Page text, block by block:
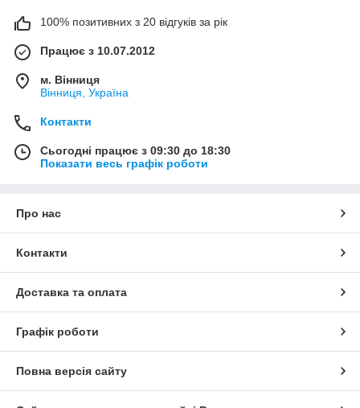
100% позитивних з 20 відгуків за рік
Працює з 10.07.2012
м. Вінниця
Вінниця, Україна
Контакти
Сьогодні працює з 09:30 до 18:30
Показати весь графік роботи
Про нас
Контакти
Доставка та оплата
Графік роботи
Повна версія сайту